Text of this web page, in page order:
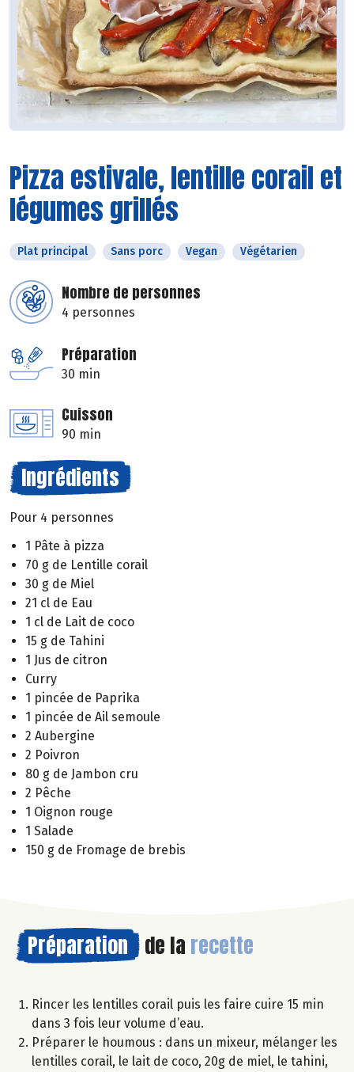
Pizza estivale, lentille corail et
légumes grillés
Plat principal Sans porc Vegan Végétarien
Nombre de personnes
4 personnes
Préparation
30 min
Cuisson
90 min
Ingrédients
Pour 4 personnes
1 Pâte à pizza
70 g de Lentille corail
30 g de Miel
21 cl de Eau
1 cl de Lait de coco
15 g de Tahini
1 Jus de citron
Curry
1 pincée de Paprika
1 pincée de Ail semoule
2 Aubergine
2 Poivron
80 g de Jambon cru
2 Pêche
1 Oignon rouge
1 Salade
150 g de Fromage de brebis
Préparation de la recette
Rincer les lentilles corail puis les faire cuire 15 min
dans 3 fois leur volume d’eau.
Préparer le houmous : dans un mixeur, mélanger les
lentilles corail, le lait de coco, 20g de miel, le tahini,